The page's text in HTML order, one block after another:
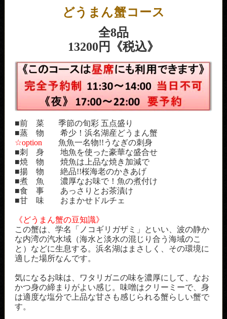
どうまん蟹コース
全8品
13200円《税込》
■前 菜 季節の旬彩 五点盛り
■蒸 物 希少！浜名湖産どうまん蟹
☆option 魚魚一名物!!うなぎの刺身
■刺 身 地魚を使った豪華な盛合せ
■焼 物 焼魚は上品な焼き加減で
■揚 物 絶品!!桜海老のかきあげ
■煮 魚 濃厚なお味で！魚の煮付け
■食 事 あっさりとお茶漬け
■甘 味 おまかせドルチェ
《どうまん蟹の豆知識》
この蟹は、学名「ノコギリガザミ」といい、波の静か
な内湾の汽水域（海水と淡水の混じり合う海域のこ
と）などに生息する。浜名湖はまさしく、その環境に
適した場所なんです。
気になるお味は、ワタリガニの味を濃厚にして、なお
かつ身の締まりがよい感じ。味噌はクリーミーで、身
は適度な塩分で上品な甘さも感じられる蟹らしい蟹で
す。